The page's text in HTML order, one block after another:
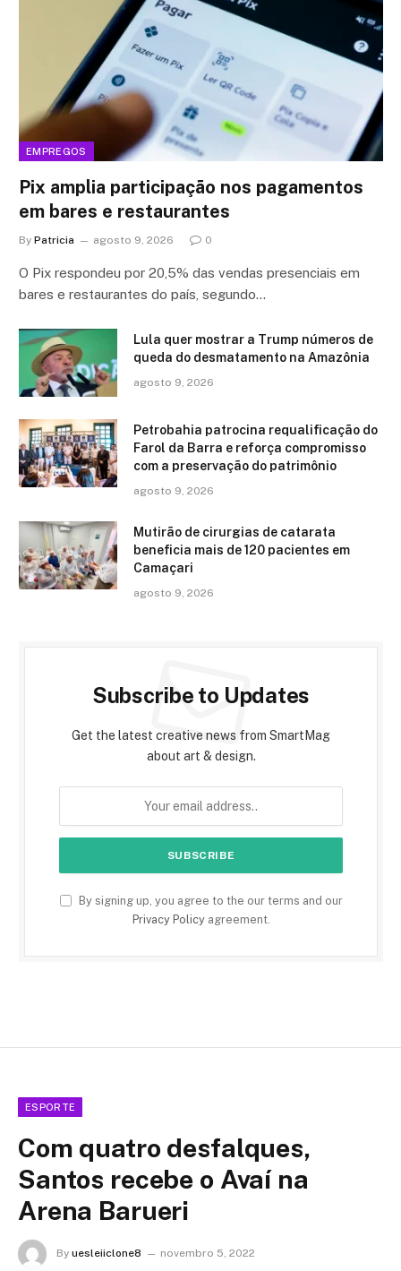
EMPREGOS
Pix amplia participação nos pagamentos
em bares e restaurantes
By Patricia agosto 9, 2026 0
O Pix respondeu por 20,5% das vendas presenciais em
bares e restaurantes do país, segundo…
Lula quer mostrar a Trump números de
queda do desmatamento na Amazônia
agosto 9, 2026
Petrobahia patrocina requalificação do
Farol da Barra e reforça compromisso
com a preservação do patrimônio
agosto 9, 2026
Mutirão de cirurgias de catarata
beneficia mais de 120 pacientes em
Camaçari
agosto 9, 2026
Subscribe to Updates
Get the latest creative news from SmartMag
about art & design.
By signing up, you agree to the our terms and our
Privacy Policyagreement.
ESPORTE
Com quatro desfalques,
Santos recebe o Avaí na
Arena Barueri
By uesleiiclone8
novembro 5, 2022